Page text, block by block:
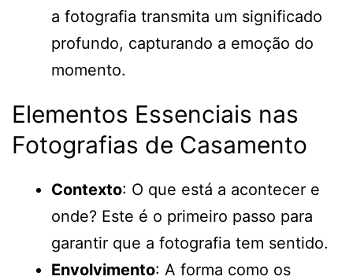
a fotografia transmita um significado
profundo, capturando a emoção do
momento.
Elementos Essenciais nas
Fotografias de Casamento
Contexto: O que está a acontecer e
onde? Este é o primeiro passo para
garantir que a fotografia tem sentido.
Envolvimento: A forma como os